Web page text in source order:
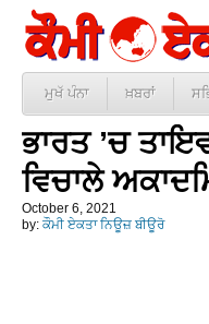
ਮੁਖੱ ਪੰਨਾ ਖ਼ਬਰਾਂ
ਭਾਰਤ ’ਚ
ਵਿਚਾਲੇ
October 6, 2021
by: ਕੌਮੀ ਏਕਤਾ ਨਿਊਜ਼ ਬੀਊਰੋ